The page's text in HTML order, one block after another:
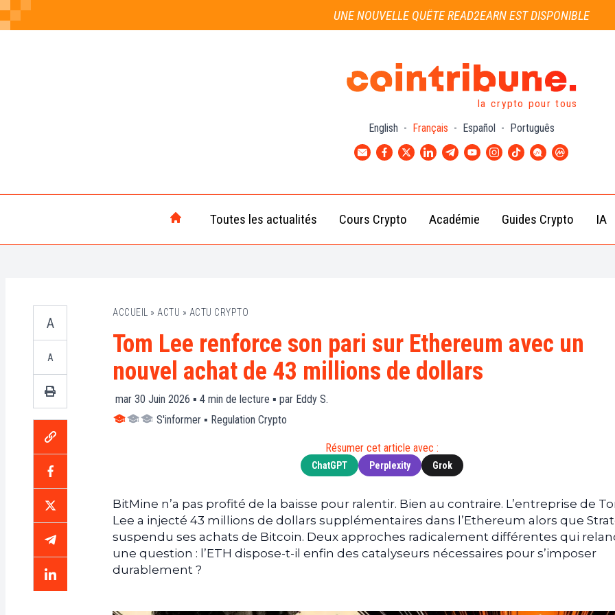
UNE NOUVELLE QUÊTE READ2EARN EST DISPONIBLE
la crypto pour tous
English - Français - Español - Português
Toutes les actualités
Crypto
Actu
Web3
Actu
Cours Crypto
(BTC)
XRP
(XRP)
Cardano
Académie
Débutant
Intermédiaire
Guides Crypto IA
A
A
ACCUEIL » ACTU » ACTU CRYPTO
Tom Lee renforce son pari sur Ethereum avec un
nouvel achat de 43 millions de dollars
mar 30 Juin 2026 ▪ 4 min de lecture ▪ par Eddy S.
S'informer ▪ Regulation Crypto
Résumer cet article avec :
ChatGPT Perplexity Grok
BitMine n’a pas profité de la baisse pour ralentir. Bien au contraire. L’entreprise de
Lee a injecté 43 millions de dollars supplémentaires dans l’Ethereum alors que
suspendu ses achats de Bitcoin. Deux approches radicalement différentes qui
une question : l’ETH dispose-t-il enfin des catalyseurs nécessaires pour s’imposer
durablement ?